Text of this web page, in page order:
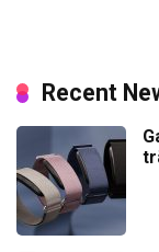
Recent